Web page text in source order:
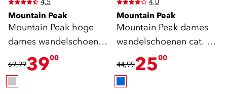
Mountain Peak
Mountain Peak hoge
dames wandelschoenen
cat. B
69,993900
Mountain Peak
Mountain Peak dames
wandelschoenen cat. A
B blauw
44,992500